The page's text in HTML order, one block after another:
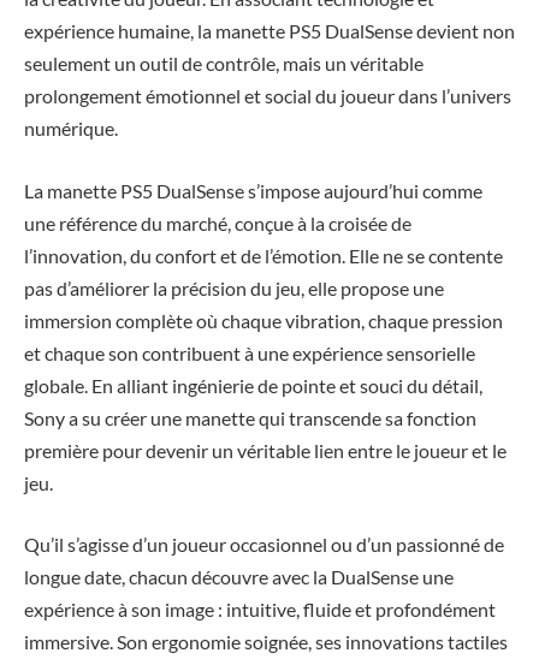
expérience humaine, la manette PS5 DualSense devient non
seulement un outil de contrôle, mais un véritable
prolongement émotionnel et social du joueur dans l’univers
numérique.
La manette PS5 DualSense s’impose aujourd’hui comme
une référence du marché, conçue à la croisée de
l’innovation, du confort et de l’émotion. Elle ne se contente
pas d’améliorer la précision du jeu, elle propose une
immersion complète où chaque vibration, chaque pression
et chaque son contribuent à une expérience sensorielle
globale. En alliant ingénierie de pointe et souci du détail,
Sony a su créer une manette qui transcende sa fonction
première pour devenir un véritable lien entre le joueur et le
jeu.
Qu’il s’agisse d’un joueur occasionnel ou d’un passionné de
longue date, chacun découvre avec la DualSense une
expérience à son image : intuitive, fluide et profondément
immersive. Son ergonomie soignée, ses innovations tactiles